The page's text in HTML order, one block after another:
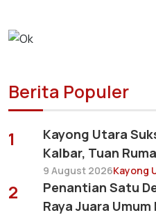
Berita Populer
1
Kayong Utara
Kalbar, Tuan
9 August 2026Kayong
2
Penantian Satu
Raya Juara